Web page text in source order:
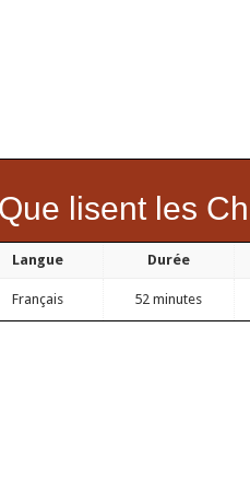
Que lisent les
Langue Durée
Français 52 minutes